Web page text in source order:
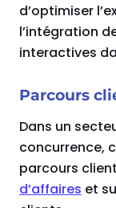
d’optimiser
l’intégration
interactives
Parcours
Dans un
concurrence,
parcours
d’affaires et